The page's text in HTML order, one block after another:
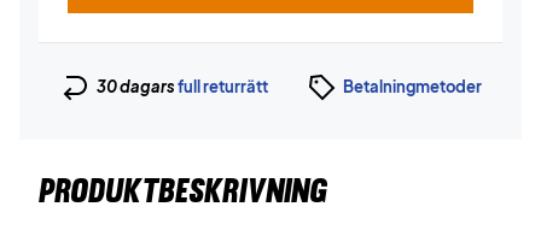
30 dagarsfull returrätt Betalningmetoder
PRODUKTBESKRIVNING